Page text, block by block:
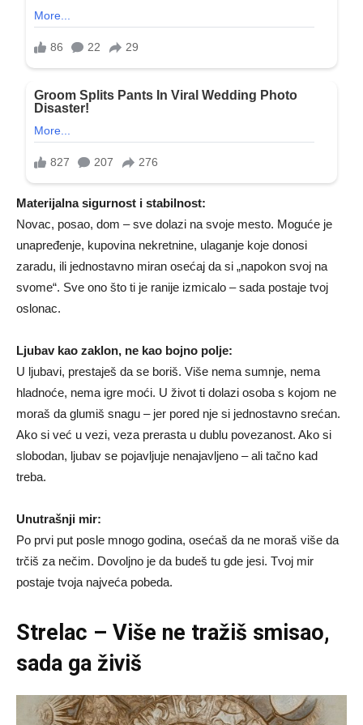
Materijalna sigurnost i stabilnost:
Novac, posao, dom – sve dolazi na svoje mesto. Moguće je
unapređenje, kupovina nekretnine, ulaganje koje donosi
zaradu, ili jednostavno miran osećaj da si „napokon svoj na
svome“. Sve ono što ti je ranije izmicalo – sada postaje tvoj
oslonac.
Ljubav kao zaklon, ne kao bojno polje:
U ljubavi, prestaješ da se boriš. Više nema sumnje, nema
hladnoće, nema igre moći. U život ti dolazi osoba s kojom ne
moraš da glumiš snagu – jer pored nje si jednostavno srećan.
Ako si već u vezi, veza prerasta u dublu povezanost. Ako si
slobodan, ljubav se pojavljuje nenajavljeno – ali tačno kad
treba.
Unutrašnji mir:
Po prvi put posle mnogo godina, osećaš da ne moraš više da
trčiš za nečim. Dovoljno je da budeš tu gde jesi. Tvoj mir
postaje tvoja najveća pobeda.
Strelac – Više ne tražiš smisao,
sada ga živiš